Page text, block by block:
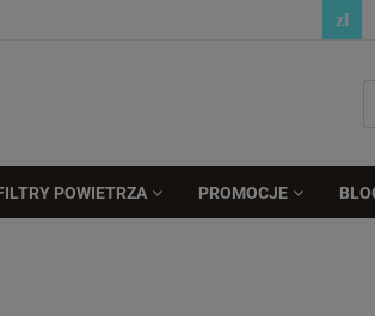
POWIETRZA PROMOCJE